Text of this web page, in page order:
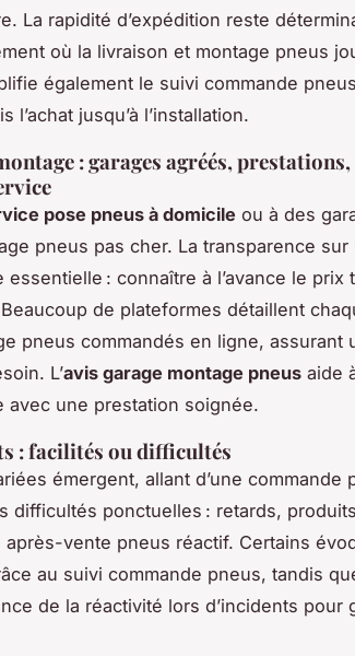
La rapidité d’expédition reste
où la livraison et montage pneus
également le suivi commande
l’achat jusqu’à l’installation.
: garages agréés,
pose pneus à domicile ou à des
pneus pas cher. La transparence
essentielle : connaître à l’avance le prix
de plateformes détaillent
pneus commandés en ligne, assurant
L’avis garage montage pneus aide
avec une prestation soignée.
: facilités ou difficultés
émergent, allant d’une commande
difficultés ponctuelles : retards,
après-vente pneus réactif. Certains
au suivi commande pneus, tandis
de la réactivité lors d’incidents pour